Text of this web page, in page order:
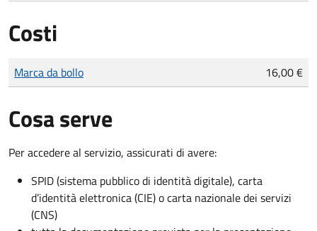
Costi
Tipo di pagamento
Importo
Marca da bollo 16,00 €
Cosa serve
Per accedere al servizio, assicurati di avere:
SPID (sistema pubblico di identità digitale), carta
d’identità elettronica (CIE) o carta nazionale dei servizi
(CNS)